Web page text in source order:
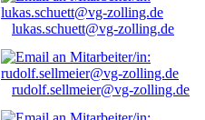
lukas.schuett@vg-zolling.de
rudolf.sellmeier@vg-zolling.de